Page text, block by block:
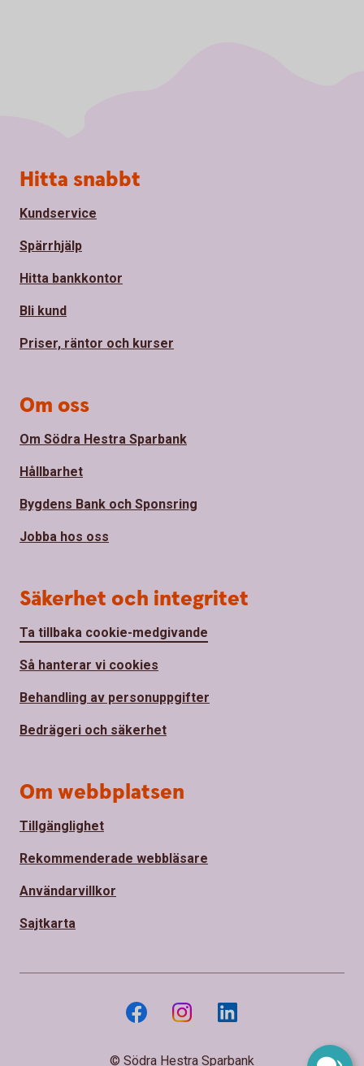
Sidfot
Hitta snabbt
Kundservice
Spärrhjälp
Hitta bankkontor
Bli kund
Priser, räntor och kurser
Om oss
Om Södra Hestra Sparbank
Hållbarhet
Bygdens Bank och Sponsring
Jobba hos oss
Säkerhet och integritet
Ta tillbaka cookie-medgivande
Så hanterar vi cookies
Behandling av personuppgifter
Bedrägeri och säkerhet
Om webbplatsen
Tillgänglighet
Rekommenderade webbläsare
Användarvillkor
Sajtkarta
© Södra Hestra Sparbank